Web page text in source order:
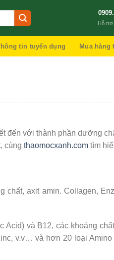
Hỗ
tin tuyển dụng Mua hàng
đến với thành phần dưỡng
cùng thaomocxanh.com tìm
chất, axit amin. Collagen,
Acid) và B12, các khoáng
v.v… và hơn 20 loại Amino